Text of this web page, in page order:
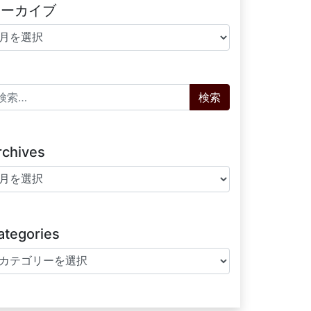
カイブ
ーカイブ
: